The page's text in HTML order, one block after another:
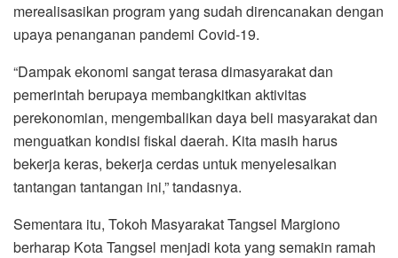
merealisasikan program yang sudah direncanakan dengan
upaya penanganan pandemi Covid-19.
“Dampak ekonomi sangat terasa dimasyarakat dan
pemerintah berupaya membangkitkan aktivitas
perekonomian, mengembalikan daya beli masyarakat dan
menguatkan kondisi fiskal daerah. Kita masih harus
bekerja keras, bekerja cerdas untuk menyelesaikan
tantangan tantangan ini,” tandasnya.
Sementara itu, Tokoh Masyarakat Tangsel Margiono
berharap Kota Tangsel menjadi kota yang semakin ramah